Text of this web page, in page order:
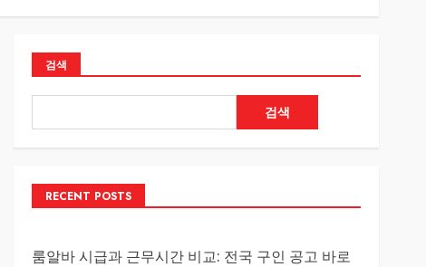
검색
검색
RECENT POSTS
룸알바 시급과 근무시간 비교: 전국 구인 공고 바로